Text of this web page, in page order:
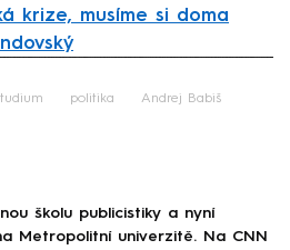
krize, musíme si doma
politika Andrej Babiš
školu publicistiky a nyní
Metropolitní univerzitě. Na CNN